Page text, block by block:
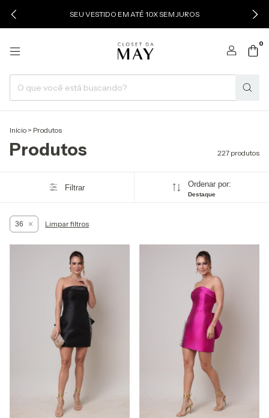
SEU VESTIDO EM ATÉ 10X SEM JUROS
0
Início > Produtos
Produtos 227 produtos
Filtrar Ordenar por:
Destaque
36 Limpar filtros